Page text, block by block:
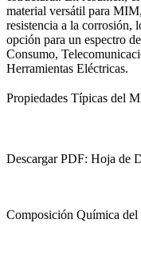
material versátil para
resistencia a la corrosión,
opción para un espectro
Consumo,
Herramientas Eléctricas.
Propiedades Típicas del
Descargar PDF: Hoja de
Composición Química